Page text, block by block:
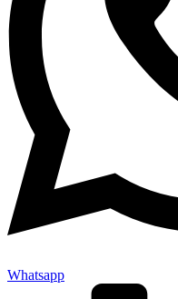
Whatsapp